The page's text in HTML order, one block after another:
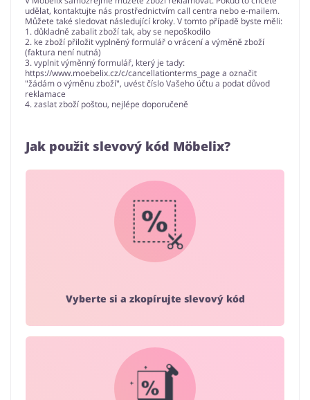
udělat, kontaktujte nás prostřednictvím call centra nebo e-mailem.
Můžete také sledovat následující kroky. V tomto případě byste měli:
1. důkladně zabalit zboží tak, aby se nepoškodilo
2. ke zboží přiložit vyplněný formulář o vrácení a výměně zboží
(faktura není nutná)
3. vyplnit výměnný formulář, který je tady:
https://www.moebelix.cz/c/cancellationterms_page a označit
"žádám o výměnu zboží", uvést číslo Vašeho účtu a podat důvod
reklamace
4. zaslat zboží poštou, nejlépe doporučeně
Jak použit slevový kód Möbelix?
Vyberte si a zkopírujte slevový kód